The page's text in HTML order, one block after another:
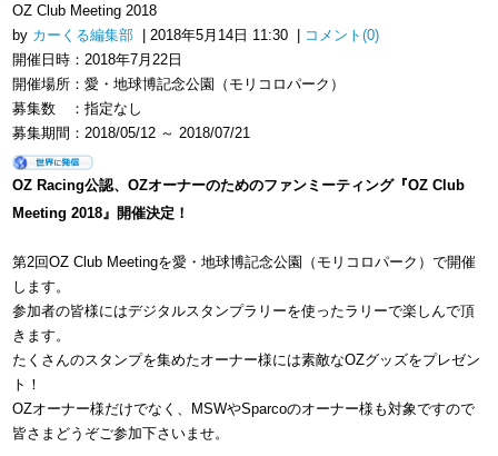
OZ Club Meeting 2018
by カーくる編集部 | 2018年5月14日 11:30 |
コメント(0)
開催日時：2018年7月22日
開催場所：愛・地球博記念公園（モリコロパーク）
募集数 ：指定なし
募集期間：2018/05/12 ～ 2018/07/21
OZ Racing公認、OZオーナーのためのファンミーティング『OZ Club
Meeting 2018』開催決定！
第2回OZ Club Meetingを愛・地球博記念公園（モリコロパーク）で開催
します。
参加者の皆様にはデジタルスタンプラリーを使ったラリーで楽しんで頂
きます。
たくさんのスタンプを集めたオーナー様には素敵なOZグッズをプレゼン
ト！
OZオーナー様だけでなく、MSWやSparcoのオーナー様も対象ですので
皆さまどうぞご参加下さいませ。